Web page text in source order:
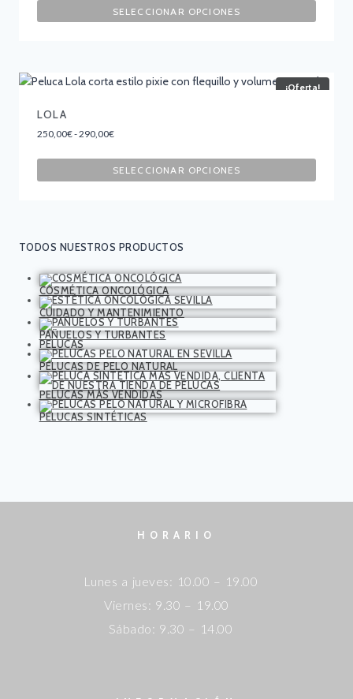
SELECCIONAR OPCIONES
¡Oferta!
LOLA
250,00€-290,00€
SELECCIONAR OPCIONES
TODOS NUESTROS PRODUCTOS
COSMÉTICA ONCOLÓGICA
CUIDADO Y MANTENIMIENTO
PAÑUELOS Y TURBANTES
PELUCAS
PELUCAS DE PELO NATURAL
PELUCAS MÁS VENDIDAS
PELUCAS SINTÉTICAS
HORARIO
Lunes a jueves: 10.00 – 19.00
Viernes: 9.30 – 19.00
Sábado: 9.30 – 14.00